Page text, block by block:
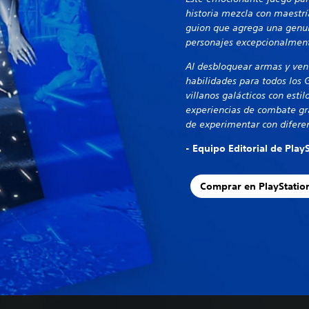
historia mezcla con
guion que agrega una
personajes
Al desbloquear armas y
habilidades para todos los
villanos galácticos con
experiencias de combate
de experimentar con
- Equipo Editorial de
Comprar en